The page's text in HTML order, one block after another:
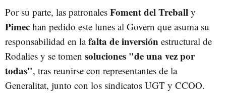
Por su parte, las patronales Foment del Treball y
Pimec han pedido este lunes al Govern que asuma su
responsabilidad en lafalta de inversión estructural de
Rodalies y se tomen soluciones "de una vez por
todas", tras reunirse con representantes de la
Generalitat, junto con los sindicatos UGT y CCOO.